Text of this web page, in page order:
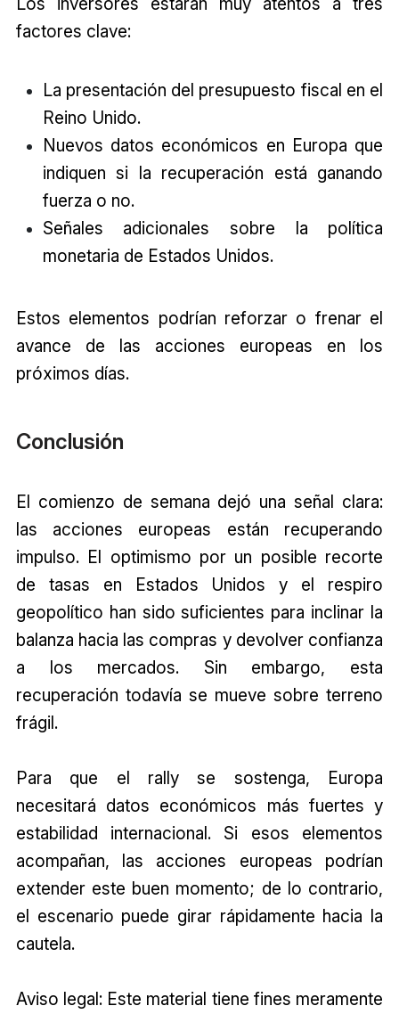
factores clave:
La presentación del presupuesto fiscal en el
Reino Unido.
Nuevos datos económicos en Europa que
indiquen si la recuperación está ganando
fuerza o no.
Señales adicionales sobre la política
monetaria de Estados Unidos.
Estos elementos podrían reforzar o frenar el
avance de las acciones europeas en los
próximos días.
Conclusión
El comienzo de semana dejó una señal clara:
las acciones europeas están recuperando
impulso. El optimismo por un posible recorte
de tasas en Estados Unidos y el respiro
geopolítico han sido suficientes para inclinar la
balanza hacia las compras y devolver confianza
a los mercados. Sin embargo, esta
recuperación todavía se mueve sobre terreno
frágil.
Para que el rally se sostenga, Europa
necesitará datos económicos más fuertes y
estabilidad internacional. Si esos elementos
acompañan, las acciones europeas podrían
extender este buen momento; de lo contrario,
el escenario puede girar rápidamente hacia la
cautela.
Aviso legal: Este material tiene fines meramente